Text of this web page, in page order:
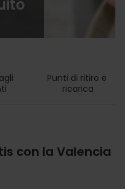
Punti di ritiro e
ricarica
con la Valencia